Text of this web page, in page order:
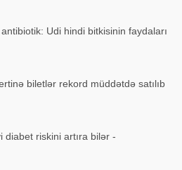
Udi hindi bitkisinin faydaları
biletlər rekord müddətdə satılıb
diabet riskini artıra bilər -